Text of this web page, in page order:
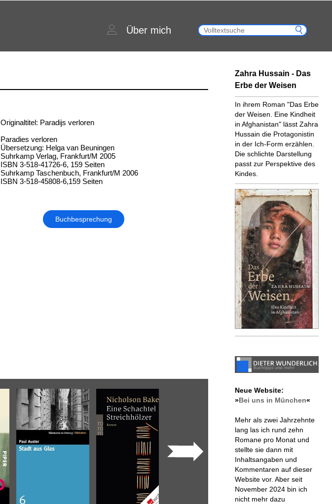
Über mich
Originaltitel: Paradijs verloren
Paradies verloren
Übersetzung: Helga van Beuningen
Suhrkamp Verlag, Frankfurt/M 2005
ISBN 3-518-41726-6, 159 Seiten
Suhrkamp Taschenbuch, Frankfurt/M 2006
ISBN 3-518-45808-6,159 Seiten
Buchbesprechung
Zahra Hussain - Das
Erbe der Weisen
In ihrem Roman "Das Erbe
der Weisen. Eine Kindheit
in Afghanistan" lässt Zahra
Hussain die Protagonistin
in der Ich-Form erzählen.
Die schlichte Darstellung
passt zur Perspektive des
Kindes.
Neue Website:
»Bei uns in München«
Mehr als zwei Jahrzehnte
lang las ich rund zehn
Romane pro Monat und
stellte sie dann mit
Inhaltsangaben und
Kommentaren auf dieser
Website vor. Aber seit
November 2024 bin ich
nicht mehr dazu